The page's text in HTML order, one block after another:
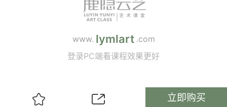
www. lymlart .com
登录PC端看课程效果更好
  立即购买